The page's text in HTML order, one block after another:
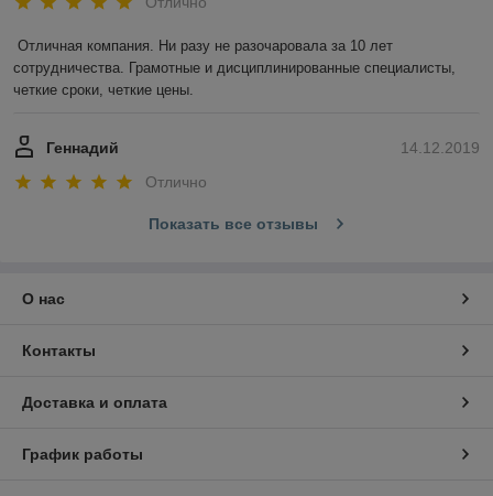
Отличная компания. Ни разу не разочаровала за 10 лет
сотрудничества. Грамотные и дисциплинированные специалисты,
четкие сроки, четкие цены.
14.12.2019
Геннадий
Отлично
Показать все отзывы
О нас
Контакты
Доставка и оплата
График работы